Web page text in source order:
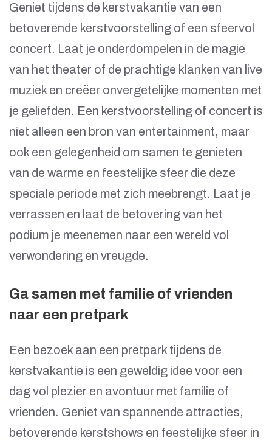
Geniet tijdens de kerstvakantie van een
betoverende kerstvoorstelling of een sfeervol
concert. Laat je onderdompelen in de magie
van het theater of de prachtige klanken van live
muziek en creëer onvergetelijke momenten met
je geliefden. Een kerstvoorstelling of concert is
niet alleen een bron van entertainment, maar
ook een gelegenheid om samen te genieten
van de warme en feestelijke sfeer die deze
speciale periode met zich meebrengt. Laat je
verrassen en laat de betovering van het
podium je meenemen naar een wereld vol
verwondering en vreugde.
Ga samen met familie of vrienden
naar een pretpark
Een bezoek aan een pretpark tijdens de
kerstvakantie is een geweldig idee voor een
dag vol plezier en avontuur met familie of
vrienden. Geniet van spannende attracties,
betoverende kerstshows en feestelijke sfeer in